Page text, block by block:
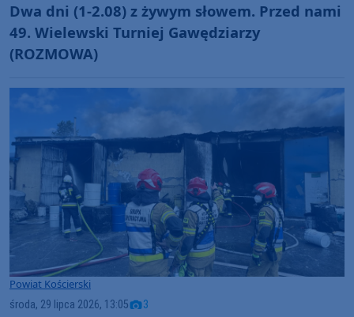
Dwa dni (1-2.08) z żywym słowem. Przed nami
49. Wielewski Turniej Gawędziarzy
(ROZMOWA)
Powiat Kościerski
środa, 29 lipca 2026, 13:05 3